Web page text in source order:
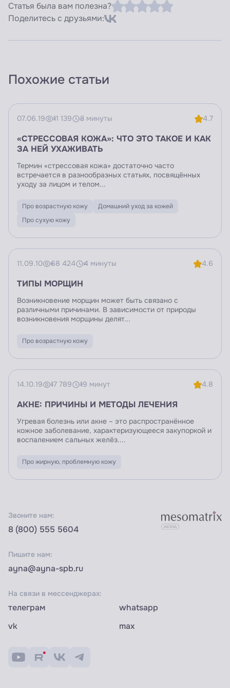
Статья была вам полезна?
Поделитесь с друзьями:
Похожие статьи
07.06.19 11 139 3 минуты 4.7
«СТРЕССОВАЯ КОЖА»: ЧТО ЭТО ТАКОЕ И КАК
ЗА НЕЙ УХАЖИВАТЬ
Термин «стрессовая кожа» достаточно часто
встречается в разнообразных статьях, посвящённых
уходу за лицом и телом...
Про возрастную кожу
Домашний уход за кожей
Про сухую кожу
11.09.10 68 424 4 минуты 4.6
ТИПЫ МОРЩИН
Возникновение морщин может быть связано с
различными причинами. В зависимости от природы
возникновения морщины делят...
Про возрастную кожу
14.10.19 17 789 19 минут 4.8
АКНЕ: ПРИЧИНЫ И МЕТОДЫ ЛЕЧЕНИЯ
Угревая болезнь или акне – это распространённое
кожное заболевание, характеризующееся закупоркой и
воспалением сальных желёз....
Про жирную, проблемную кожу
Звоните нам:
8 (800) 555 5604
Пишите нам:
ayna@ayna-spb.ru
На связи в мессенджерах:
телеграм
whatsapp
vk
max